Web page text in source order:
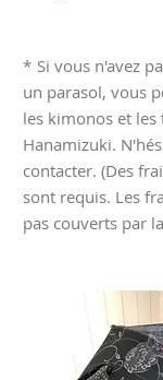
* Si vous n'avez
un parasol, vous
les kimonos et les
Hanamizuki.
contacter. (Des
sont requis. Les
pas couverts par